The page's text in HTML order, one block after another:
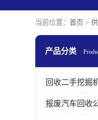
当前位置： 首页 >
产品分类
回收二手挖掘
报废汽车回收